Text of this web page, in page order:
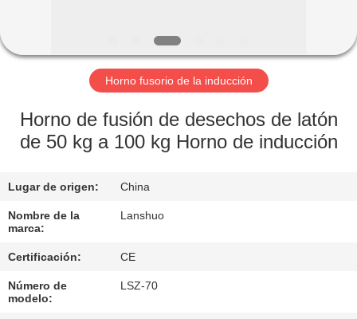
VIAJE
LA
FÁBRICA
CONTROL
DE
ÉNTRENOS
Horno fusorio de la inducción
Horno de fusión de desechos de latón
de 50 kg a 100 kg Horno de inducción
Lugar de origen: China
Nombre de la
marca:
Lanshuo
Certificación: CE
Número de
modelo:
LSZ-70